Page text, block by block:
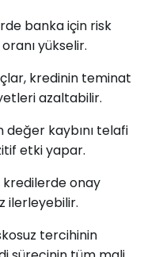
banka için risk
yükselir.
kredinin teminat
azaltabilir.
değer kaybını telafi
etki yapar.
kredilerde onay
ilerleyebilir.
tercihinin